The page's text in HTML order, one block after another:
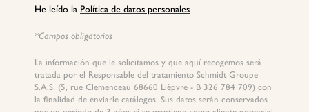
He leído la Política de datos personales
*Campos obligatorios
La información que le solicitamos y que aquí recogemos será
tratada por el Responsable del tratamiento Schmidt Groupe
S.A.S. (5, rue Clemenceau 68660 Lièpvre - B 326 784 709) con
la finalidad de enviarle catálogos. Sus datos serán conservados